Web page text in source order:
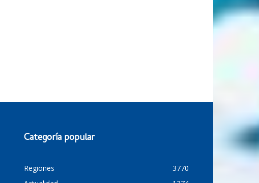
Categoría popular
Regiones
3770